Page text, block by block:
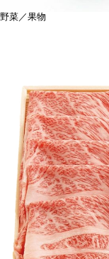
野菜／果物